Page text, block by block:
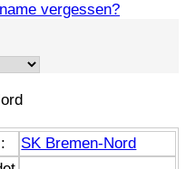
vergessen?
SK Bremen-Nord